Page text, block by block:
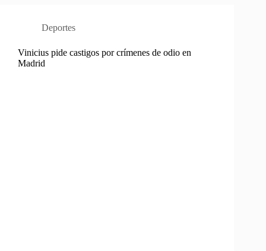
Deportes
Vinicius pide castigos por crímenes de odio en
Madrid